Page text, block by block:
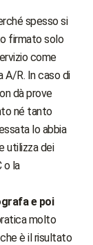
spesso si
firmato solo
come
A/R. In caso di
dà prove
né tanto
lo abbia
utilizza dei
o la
e poi
molto
è il risultato